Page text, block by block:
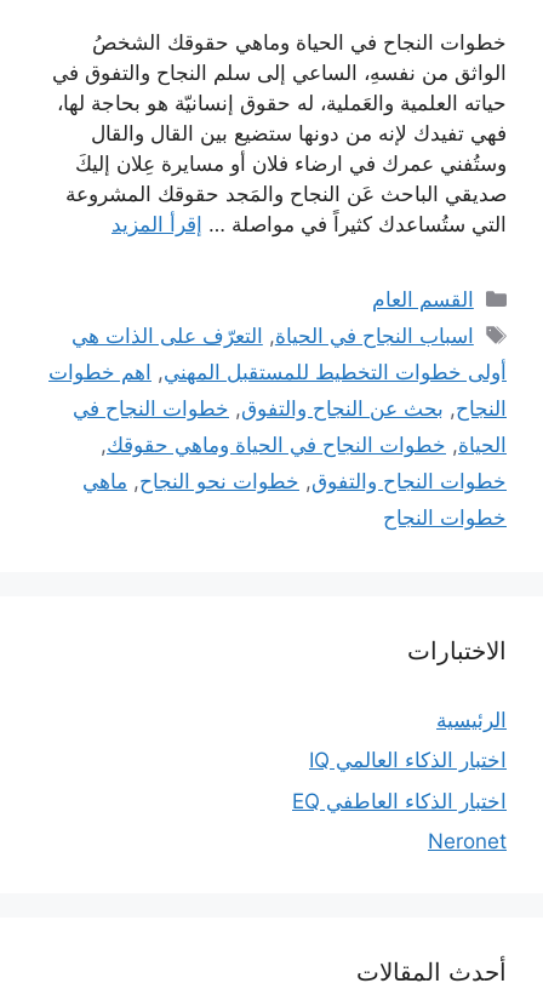
خطوات النجاح في الحياة وماهي حقوقك الشخصُ
الواثق من نفسهِ، الساعي إلى سلم النجاح والتفوق في
حياته العلمية والعَملية، له حقوق إنسانيّة هو بحاجة لها،
فهي تفيدك لإنه من دونها ستضيع بين القال والقال
وستُفني عمرك في ارضاء فلان أو مسايرة عِلان إليكَ
صديقي الباحث عَن النجاح والمَجد حقوقك المشروعة
التي ستُساعدك كثيراً في مواصلة … إقرأ المزيد
التصنيفات
القسم العام
الوسوم
اسباب النجاح في الحياة, التعرّف على الذات هي
أولى خطوات التخطيط للمستقبل المهني, اهم خطوات
النجاح, بحث عن النجاح والتفوق, خطوات النجاح في
الحياة, خطوات النجاح في الحياة وماهي حقوقك,
خطوات النجاح والتفوق, خطوات نحو النجاح, ماهي
خطوات النجاح
الاختبارات
الرئيسية
اختبار الذكاء العالمي IQ
اختبار الذكاء العاطفي EQ
Neronet
أحدث المقالات